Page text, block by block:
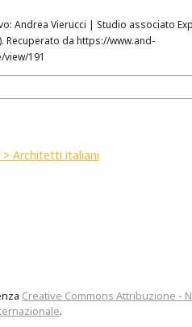
Andrea Vierucci | Studio associato
Recuperato da https://www.and-
191
> Architetti italiani
Creative Commons Attribuzione -
.